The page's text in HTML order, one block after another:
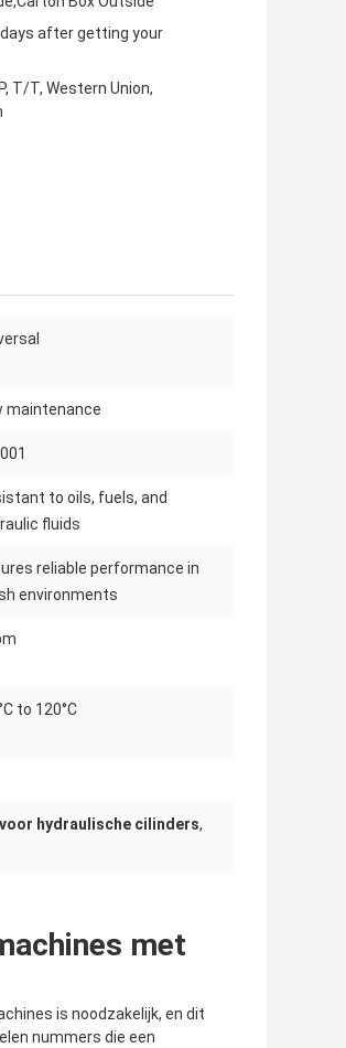
after getting your
T/T, Western Union,
maintenance
to oils, fuels, and
fluids
reliable performance in
environments
to 120°C
hydraulische cilinders,
met
is noodzakelijk, en dit
nummers die een